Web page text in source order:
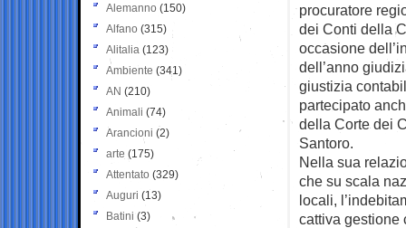
procuratore
dei Conti della
occasione
dell’anno
giustizia
partecipato
della Corte dei
Santoro.
Nella sua
che su scala
locali,
cattiva gestione
Alemanno (150)
Alfano (315)
Alitalia (123)
Ambiente (341)
AN (210)
Animali (74)
Arancioni (2)
arte (175)
Attentato (329)
Auguri (13)
Batini (3)